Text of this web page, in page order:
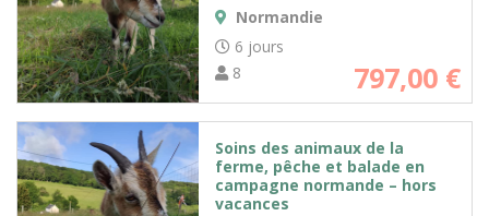
Normandie
6 jours
8
797,00 €
Soins des animaux de la
ferme, pêche et balade en
campagne normande – hors
vacances